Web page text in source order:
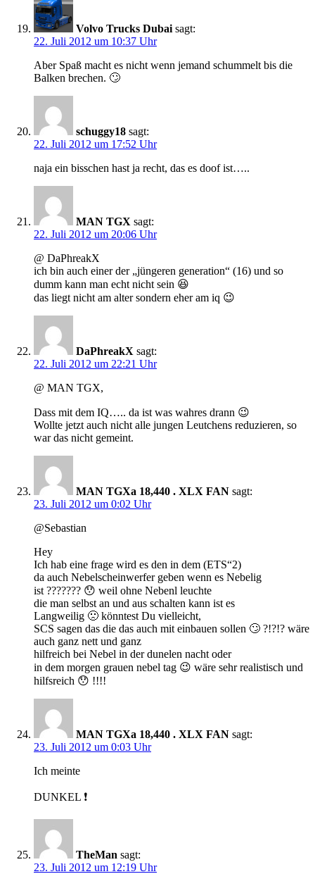
Volvo Trucks Dubai sagt:
22. Juli 2012 um 10:37 Uhr
Aber Spaß macht es nicht wenn jemand schummelt bis die
Balken brechen. 🙄
schuggy18 sagt:
22. Juli 2012 um 17:52 Uhr
naja ein bisschen hast ja recht, das es doof ist…..
MAN TGX sagt:
22. Juli 2012 um 20:06 Uhr
@ DaPhreakX
ich bin auch einer der „jüngeren generation“ (16) und so
dumm kann man echt nicht sein 😆
das liegt nicht am alter sondern eher am iq 😉
DaPhreakX sagt:
22. Juli 2012 um 22:21 Uhr
@ MAN TGX,
Dass mit dem IQ….. da ist was wahres drann 😉
Wollte jetzt auch nicht alle jungen Leutchens reduzieren, so
war das nicht gemeint.
MAN TGXa 18,440 . XLX FAN sagt:
23. Juli 2012 um 0:02 Uhr
@Sebastian
Hey
Ich hab eine frage wird es den in dem (ETS“2)
da auch Nebelscheinwerfer geben wenn es Nebelig
ist ??????? 😯 weil ohne Nebenl leuchte
die man selbst an und aus schalten kann ist es
Langweilig 🙁 könntest Du vielleicht,
SCS sagen das die das auch mit einbauen sollen 🙄 ?!?!? wäre
auch ganz nett und ganz
hilfreich bei Nebel in der dunelen nacht oder
in dem morgen grauen nebel tag 😉 wäre sehr realistisch und
hilfsreich 😯 !!!!
MAN TGXa 18,440 . XLX FAN sagt:
23. Juli 2012 um 0:03 Uhr
Ich meinte
DUNKEL ❗
TheMan sagt:
23. Juli 2012 um 12:19 Uhr